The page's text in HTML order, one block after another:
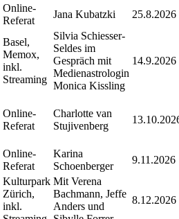
Online-
Referat
Jana Kubatzki 25.8.2026
Basel,
Memox,
inkl.
Streaming
Silvia Schiesser-
Seldes im
Gespräch mit
Medienastrologin
Monica Kissling
14.9.2026
Online-
Referat
Charlotte van
Stujivenberg
Online-
Referat
Karina
Schoenberger
9.11.2026
Kulturpark
Zürich,
inkl.
Mit Verena
Bachmann, Jeffe
Anders und
8.12.2026